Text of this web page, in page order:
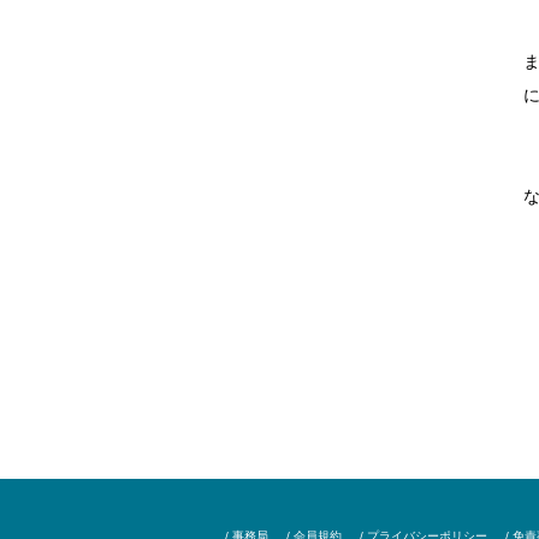
/ 事務局 / 会員規約 / プライバシーポリシー / 免責